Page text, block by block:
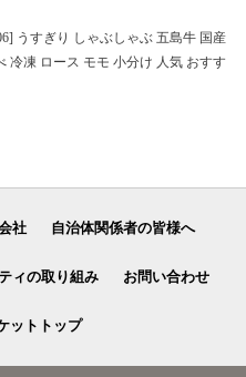
うすぎり しゃぶしゃぶ 五島牛 国産
冷凍 ロース モモ 小分け 人気 おすす
社 自治体関係者の皆様へ
ィの取り組み お問い合わせ
ットトップ